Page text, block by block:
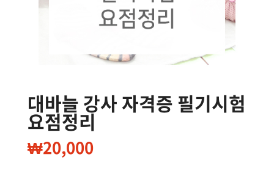
대바늘 강사 자격증 필기시험
요점정리
₩20,000